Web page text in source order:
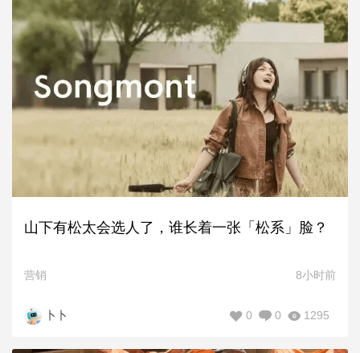
山下有松太会选人了，谁长着一张「松系」脸？
营销 8小时前
卜卜 1295
0
0